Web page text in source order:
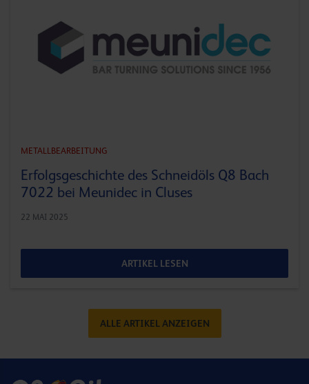
METALLBEARBEITUNG
Erfolgsgeschichte des Schneidöls Q8 Bach
7022 bei Meunidec in Cluses
22 MAI 2025
ARTIKEL LESEN
ALLE ARTIKEL ANZEIGEN